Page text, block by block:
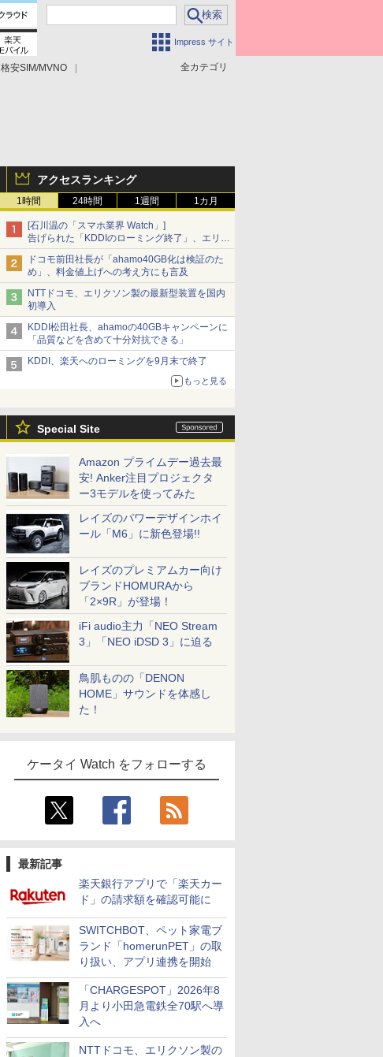
Impress サイト
全カテゴリ
格安SIM/MVNO
アクセスランキング
1時間 24時間 1週間 1カ月
[石川温の「スマホ業界 Watch」]
告げられた「KDDIのローミング終了」、エリア
マップの落とし穴と楽天モバイルの課題
ドコモ前田社長が「ahamo40GB化は検証のた
め」、料金値上げへの考え方にも言及
NTTドコモ、エリクソン製の最新型装置を国内
初導入
KDDI松田社長、ahamoの40GBキャンペーンに
「品質などを含めて十分対抗できる」
KDDI、楽天へのローミングを9月末で終了
もっと見る
Special Site
Amazon プライムデー過去最
安! Anker注目プロジェクタ
ー3モデルを使ってみた
レイズのパワーデザインホイ
ール「M6」に新色登場!!
レイズのプレミアムカー向け
ブランドHOMURAから
「2×9R」が登場！
iFi audio主力「NEO Stream
3」「NEO iDSD 3」に迫る
鳥肌ものの「DENON
HOME」サウンドを体感し
た！
ケータイ Watch をフォローする
最新記事
楽天銀行アプリで「楽天カー
ド」の請求額を確認可能に
SWITCHBOT、ペット家電ブ
ランド「homerunPET」の取
り扱い、アプリ連携を開始
「CHARGESPOT」2026年8
月より小田急電鉄全70駅へ導
入へ
NTTドコモ、エリクソン製の